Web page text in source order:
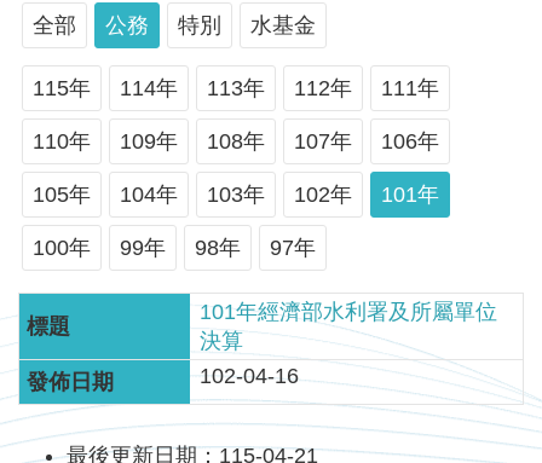
最
新
水
情
公
告
訊
息
民
服
務
全部 公務 特別 水基金
115年 114年 113年 112年 111年
110年 109年 108年 107年 106年
105年 104年 103年 102年 101年
100年 99年 98年 97年
101年經濟部水利署及所屬單位
決算
102-04-16
最後更新日期：115-04-21